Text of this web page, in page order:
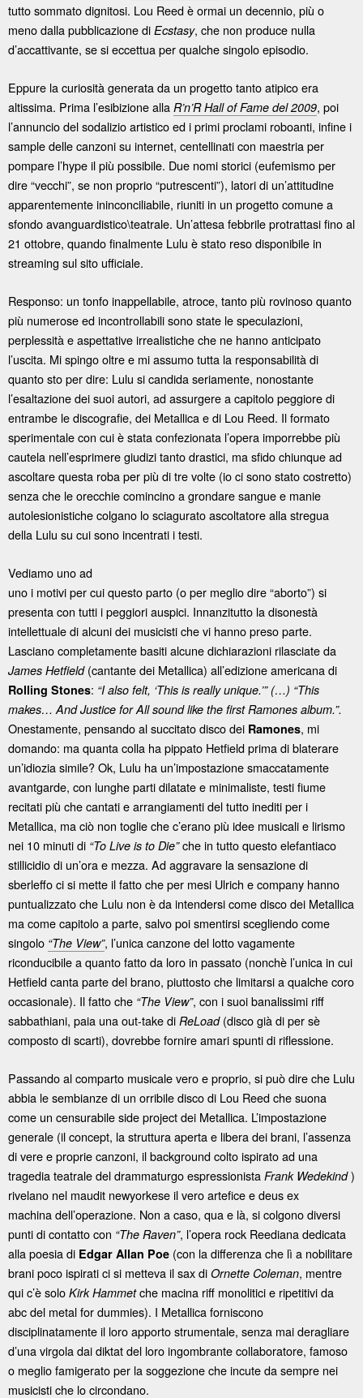
tutto sommato dignitosi. Lou Reed è ormai un decennio, più o
meno dalla pubblicazione di Ecstasy, che non produce nulla
d’accattivante, se si eccettua per qualche singolo episodio.
Eppure la curiosità generata da un progetto tanto atipico era
altissima. Prima l’esibizione alla R’n’R Hall of Fame del 2009, poi
l’annuncio del sodalizio artistico ed i primi proclami roboanti, infine i
sample delle canzoni su internet, centellinati con maestria per
pompare l’hype il più possibile. Due nomi storici (eufemismo per
dire “vecchi”, se non proprio “putrescenti”), latori di un’attitudine
apparentemente ininconciliabile, riuniti in un progetto comune a
sfondo avanguardistico\teatrale. Un’attesa febbrile protrattasi fino al
21 ottobre, quando finalmente Lulu è stato reso disponibile in
streaming sul sito ufficiale.
Responso: un tonfo inappellabile, atroce, tanto più rovinoso quanto
più numerose ed incontrollabili sono state le speculazioni,
perplessità e aspettative irrealistiche che ne hanno anticipato
l’uscita. Mi spingo oltre e mi assumo tutta la responsabilità di
quanto sto per dire: Lulu si candida seriamente, nonostante
l’esaltazione dei suoi autori, ad assurgere a capitolo peggiore di
entrambe le discografie, dei Metallica e di Lou Reed. Il formato
sperimentale con cui è stata confezionata l’opera imporrebbe più
cautela nell’esprimere giudizi tanto drastici, ma sfido chiunque ad
ascoltare questa roba per più di tre volte (io ci sono stato costretto)
senza che le orecchie comincino a grondare sangue e manie
autolesionistiche colgano lo sciagurato ascoltatore alla stregua
della Lulu su cui sono incentrati i testi.
Vediamo uno ad
uno i motivi per cui questo parto (o per meglio dire “aborto”) si
presenta con tutti i peggiori auspici. Innanzitutto la disonestà
intellettuale di alcuni dei musicisti che vi hanno preso parte.
Lasciano completamente basiti alcune dichiarazioni rilasciate da
James Hetfield(cantante dei Metallica) all’edizione americana di
Rolling Stones: “I also felt, ‘This is really unique.’” (…) “This
makes… And Justice for All sound like the first Ramones album.”.
Onestamente, pensando al succitato disco dei Ramones, mi
domando: ma quanta colla ha pippato Hetfield prima di blaterare
un’idiozia simile? Ok, Lulu ha un’impostazione smaccatamente
avantgarde, con lunghe parti dilatate e minimaliste, testi fiume
recitati più che cantati e arrangiamenti del tutto inediti per i
Metallica, ma ciò non toglie che c’erano più idee musicali e lirismo
nei 10 minuti di “To Live is to Die”che in tutto questo elefantiaco
stillicidio di un’ora e mezza. Ad aggravare la sensazione di
sberleffo ci si mette il fatto che per mesi Ulrich e company hanno
puntualizzato che Lulu non è da intendersi come disco dei Metallica
ma come capitolo a parte, salvo poi smentirsi scegliendo come
singolo “The View”, l’unica canzone del lotto vagamente
riconducibile a quanto fatto da loro in passato (nonchè l’unica in cui
Hetfield canta parte del brano, piuttosto che limitarsi a qualche coro
occasionale). Il fatto che “The View”, con i suoi banalissimi riff
sabbathiani, paia una out-take di ReLoad(disco già di per sè
composto di scarti), dovrebbe fornire amari spunti di riflessione.
Passando al comparto musicale vero e proprio, si può dire che Lulu
abbia le sembianze di un orribile disco di Lou Reed che suona
come un censurabile side project dei Metallica. L’impostazione
generale (il concept, la struttura aperta e libera dei brani, l’assenza
di vere e proprie canzoni, il background colto ispirato ad una
tragedia teatrale del drammaturgo espressionista Frank Wedekind)
rivelano nel maudit newyorkese il vero artefice e deus ex
machina dell’operazione. Non a caso, qua e là, si colgono diversi
punti di contatto con “The Raven”, l’opera rock Reediana dedicata
alla poesia di Edgar Allan Poe (con la differenza che lì a nobilitare
brani poco ispirati ci si metteva il sax di Ornette Coleman, mentre
qui c’è solo Kirk Hammetche macina riff monolitici e ripetitivi da
abc del metal for dummies). I Metallica forniscono
disciplinatamente il loro apporto strumentale, senza mai deragliare
d’una virgola dai diktat del loro ingombrante collaboratore, famoso
o meglio famigerato per la soggezione che incute da sempre nei
musicisti che lo circondano.